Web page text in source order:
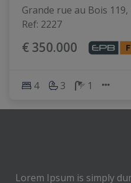
Grande rue au Bois
Ref: 2227
€ 350.000
4 3 1
Lorem Ipsum is simply